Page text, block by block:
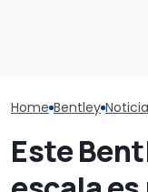
Home Bentley
Este